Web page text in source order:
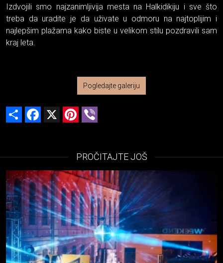
Izdvojili smo najzanimljivija mesta na Halkidikiju i sve što
treba da uradite je da uživate u odmoru na najtoplijim i
najlepšim plažama kako biste u velikom stilu pozdravili sam
kraj leta.
Pogledajte galeriju
Share Facebook Pinterest
PROČITAJTE JOŠ